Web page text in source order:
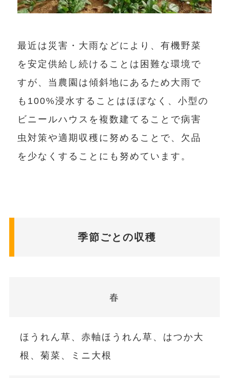
最近は災害・大雨などにより、有機野菜
を安定供給し続けることは困難な環境で
すが、当農園は傾斜地にあるため大雨で
も100%浸水することはほぼなく、小型の
ビニールハウスを複数建てることで病害
虫対策や適期収穫に努めることで、欠品
を少なくすることにも努めています。
季節ごとの収穫
春
ほうれん草、赤軸ほうれん草、はつか大
根、菊菜、ミニ大根